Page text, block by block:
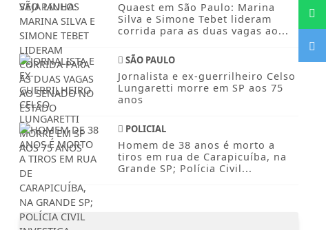
Quaest em São Paulo: Marina
Silva e Simone Tebet lideram
corrida para as duas vagas ao...
SÃO PAULO
Jornalista e ex-guerrilheiro Celso
Lungaretti morre em SP aos 75
anos
POLICIAL
Homem de 38 anos é morto a
tiros em rua de Carapicuíba, na
Grande SP; Polícia Civil...